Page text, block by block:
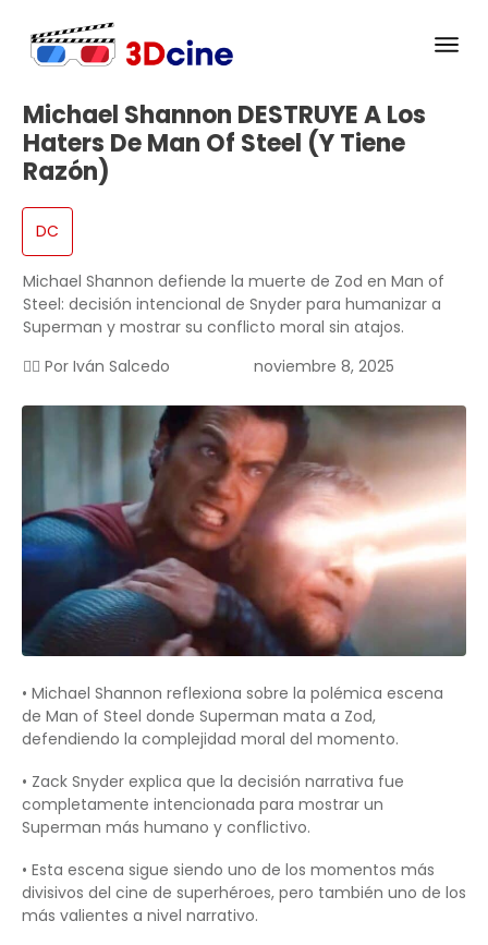
Michael Shannon DESTRUYE A Los
Haters De Man Of Steel (y Tiene
Razón)
DC
Michael Shannon defiende la muerte de Zod en Man of
Steel: decisión intencional de Snyder para humanizar a
Superman y mostrar su conflicto moral sin atajos.
✍🏻 Por Iván Salcedo noviembre 8, 2025
• Michael Shannon reflexiona sobre la polémica escena
de Man of Steel donde Superman mata a Zod,
defendiendo la complejidad moral del momento.
• Zack Snyder explica que la decisión narrativa fue
completamente intencionada para mostrar un
Superman más humano y conflictivo.
• Esta escena sigue siendo uno de los momentos más
divisivos del cine de superhéroes, pero también uno de los
más valientes a nivel narrativo.